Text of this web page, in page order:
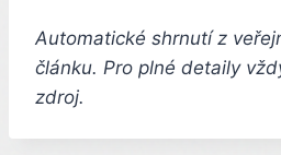
Automatické shrnutí z
článku. Pro plné detaily
zdroj.